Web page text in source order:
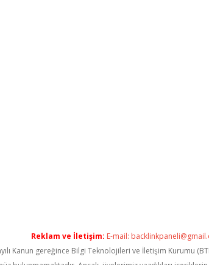
Reklam ve İletişim: E-mail:
Kanun gereğince Bilgi Teknolojileri ve İletişim Kurumu